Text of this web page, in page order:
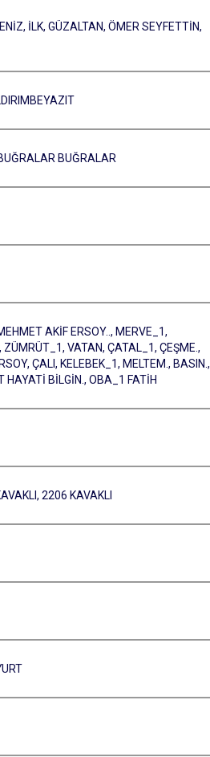
İLK, GÜZALTAN, ÖMER SEYFETTİN,
BUĞRALAR
AKİF ERSOY.., MERVE_1,
ZÜMRÜT_1, VATAN, ÇATAL_1, ÇEŞME.,
ÇALI, KELEBEK_1, MELTEM., BASIN.,
HAYATİ BİLGİN., OBA_1 FATİH
2206 KAVAKLI